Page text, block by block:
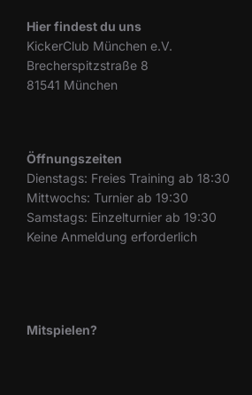
Hier findest du uns
KickerClub München e.V.
Brecherspitzstraße 8
81541 München
Öffnungszeiten
Dienstags: Freies Training ab 18:30
Mittwochs: Turnier ab 19:30
Samstags: Einzelturnier ab 19:30
Keine Anmeldung erforderlich
Mitspielen?